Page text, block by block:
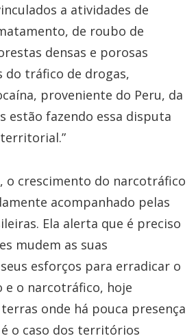
a atividades de
de roubo de
densas e porosas
tráfico de drogas,
proveniente do Peru, da
estão fazendo essa disputa
o crescimento do narcotráfico
acompanhado pelas
Ela alerta que é preciso
mudem as suas
esforços para erradicar o
e o narcotráfico, hoje
onde há pouca presença
o caso dos territórios